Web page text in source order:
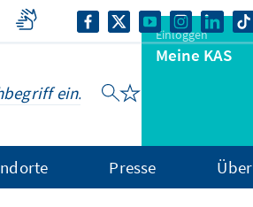
Einloggen
Meine KAS
Presse